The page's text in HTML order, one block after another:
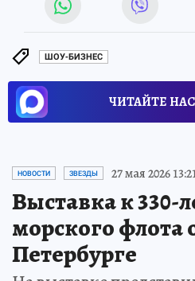
ШОУ-БИЗНЕС
ЧИТАЙТЕ
НОВОСТИ ЗВЕЗДЫ 27 мая 2026
Выставка к 330-
морского флота
Петербурге